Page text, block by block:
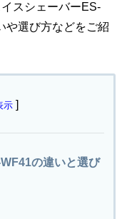
スシェーバーES-
や選び方などをご紹
示 ]
の違いと選び